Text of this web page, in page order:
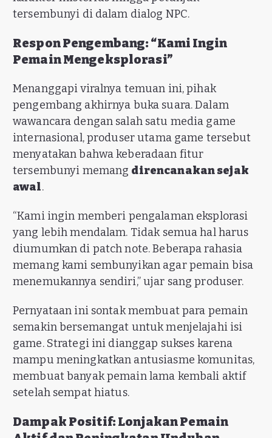
tersembunyi di dalam dialog NPC.
Respon Pengembang: “Kami Ingin
Pemain Mengeksplorasi”
Menanggapi viralnya temuan ini, pihak
pengembang akhirnya buka suara. Dalam
wawancara dengan salah satu media game
internasional, produser utama game tersebut
menyatakan bahwa keberadaan fitur
tersembunyi memang direncanakan sejak
awal.
“Kami ingin memberi pengalaman eksplorasi
yang lebih mendalam. Tidak semua hal harus
diumumkan di patch note. Beberapa rahasia
memang kami sembunyikan agar pemain bisa
menemukannya sendiri,” ujar sang produser.
Pernyataan ini sontak membuat para pemain
semakin bersemangat untuk menjelajahi isi
game. Strategi ini dianggap sukses karena
mampu meningkatkan antusiasme komunitas,
membuat banyak pemain lama kembali aktif
setelah sempat hiatus.
Dampak Positif: Lonjakan Pemain